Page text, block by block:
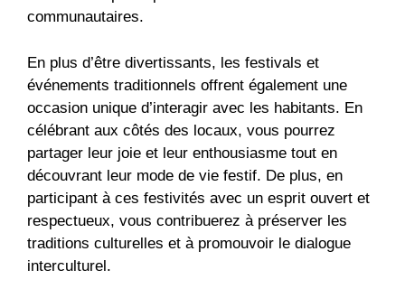
communautaires.
En plus d’être divertissants, les festivals et
événements traditionnels offrent également une
occasion unique d’interagir avec les habitants. En
célébrant aux côtés des locaux, vous pourrez
partager leur joie et leur enthousiasme tout en
découvrant leur mode de vie festif. De plus, en
participant à ces festivités avec un esprit ouvert et
respectueux, vous contribuerez à préserver les
traditions culturelles et à promouvoir le dialogue
interculturel.